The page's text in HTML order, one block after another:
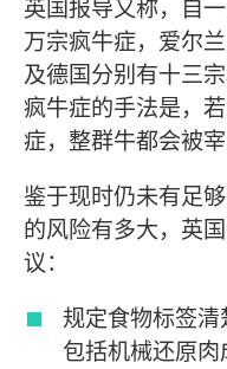
英国报导又称，自
万宗疯牛症，爱尔
及德国分别有十三
疯牛症的手法是，
症，整群牛都会被
鉴于现时仍未有足
的风险有多大，英
议：
规定食物标签清
包括机械还原肉